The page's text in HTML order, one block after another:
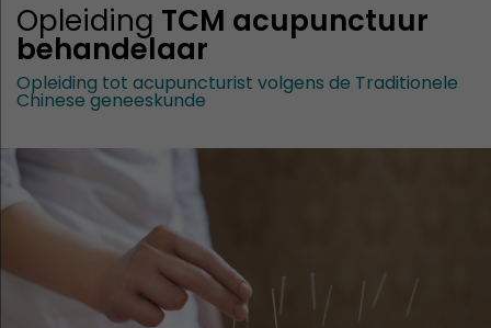
Opleiding TCM acupunctuur
behandelaar
Opleiding tot acupuncturist volgens de Traditionele
Chinese geneeskunde